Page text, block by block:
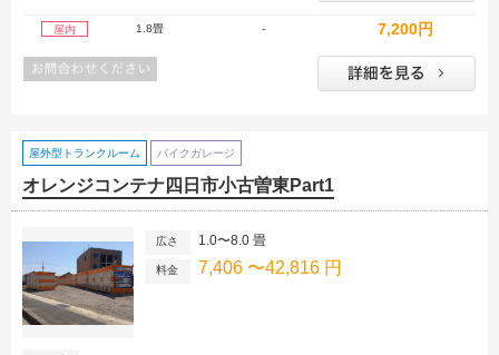
屋内 1.8畳 - 7,200円
屋外型トランクルーム バイクガレージ
オレンジコンテナ四日市小古曽東Part1
広さ 1.0〜8.0 畳
料金 7,406 〜42,816 円